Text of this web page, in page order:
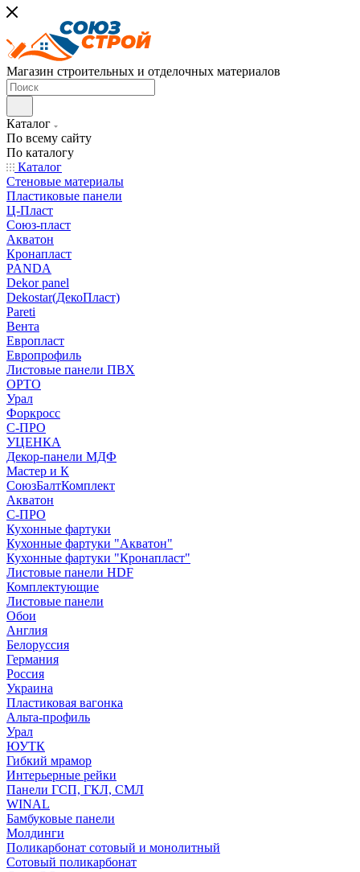
Магазин строительных и отделочных материалов
Каталог
По всему сайту
По каталогу
Каталог
Стеновые материалы
Пластиковые панели
Ц-Пласт
Союз-пласт
Акватон
Кронапласт
PANDA
Dekor panel
Dekostar(ДекоПласт)
Pareti
Вента
Европласт
Европрофиль
Листовые панели ПВХ
ОРТО
Урал
Форкросс
С-ПРО
УЦЕНКА
Декор-панели МДФ
Мастер и К
СоюзБалтКомплект
Акватон
С-ПРО
Кухонные фартуки
Кухонные фартуки "Акватон"
Кухонные фартуки "Кронапласт"
Листовые панели HDF
Комплектующие
Листовые панели
Обои
Англия
Белоруссия
Германия
Россия
Украина
Пластиковая вагонка
Альта-профиль
Урал
ЮУТК
Гибкий мрамор
Интерьерные рейки
Панели ГСП, ГКЛ, СМЛ
WINAL
Бамбуковые панели
Молдинги
Поликарбонат сотовый и монолитный
Сотовый поликарбонат